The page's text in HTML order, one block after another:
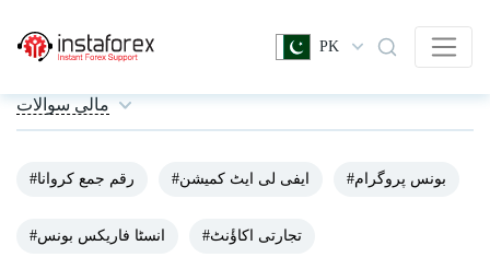
PK
مالی سوالات
#رقم جمع کروانا #ایفی لی ایٹ کمیشن #بونس پروگرام
#انسٹا فاریکس بونس #تجارتی اکاؤٔنٹ